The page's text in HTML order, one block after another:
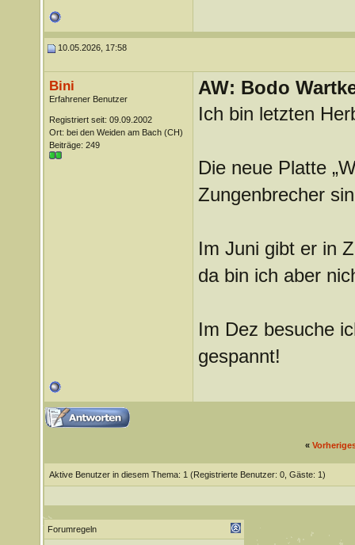
10.05.2026, 17:58
Bini
Erfahrener Benutzer
Registriert seit: 09.09.2002
Ort: bei den Weiden am Bach (CH)
Beiträge: 249
AW: Bodo
Ich bin letzten
Die neue Platte
Zungenbrecher
Im Juni gibt er in
da bin ich aber
Im Dez besuche
gespannt!
«
Aktive Benutzer in diesem Thema: 1 (Registrierte Benutzer: 0, Gäste: 1)
Forumregeln